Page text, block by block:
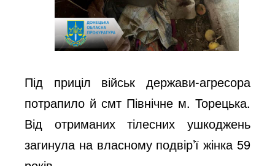
Під приціл військ держави-агресора
потрапило й смт Північне м. Торецька.
Від отриманих тілесних ушкоджень
загинула на власному подвір’ї жінка 59